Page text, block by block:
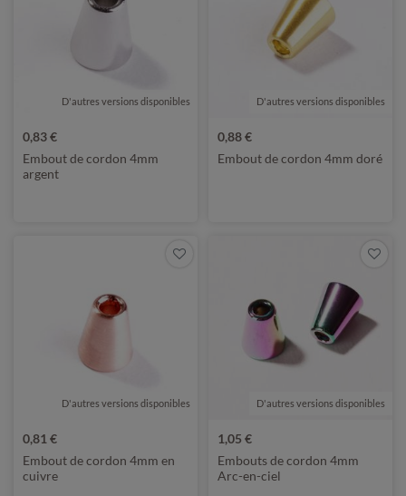
D'autres versions disponibles
0,83 €
Embout de cordon 4mm
argent
D'autres versions disponibles
0,88 €
Embout de cordon 4mm doré
D'autres versions disponibles
0,81 €
Embout de cordon 4mm en
cuivre
D'autres versions disponibles
1,05 €
Embouts de cordon 4mm
Arc-en-ciel